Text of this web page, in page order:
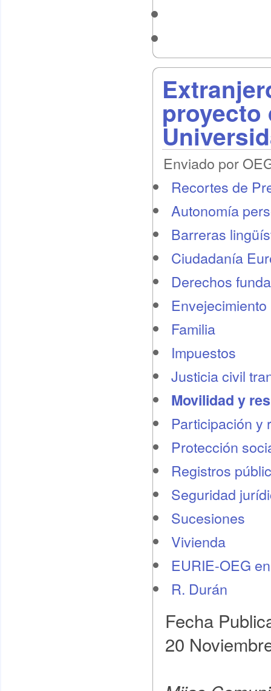
proyecto
Enviado por
Recortes de
Autonomía
Barreras
Ciudadanía
Derechos
Familia
Impuestos
Justicia civil
Movilidad y
Participación y
Protección
Registros
Seguridad
Sucesiones
Vivienda
EURIE-OEG
R. Durán
Fecha
20